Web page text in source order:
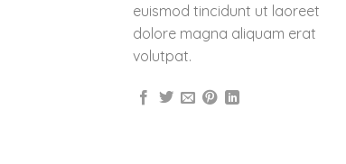
euismod tincidunt ut laoreet
dolore magna aliquam erat
volutpat.